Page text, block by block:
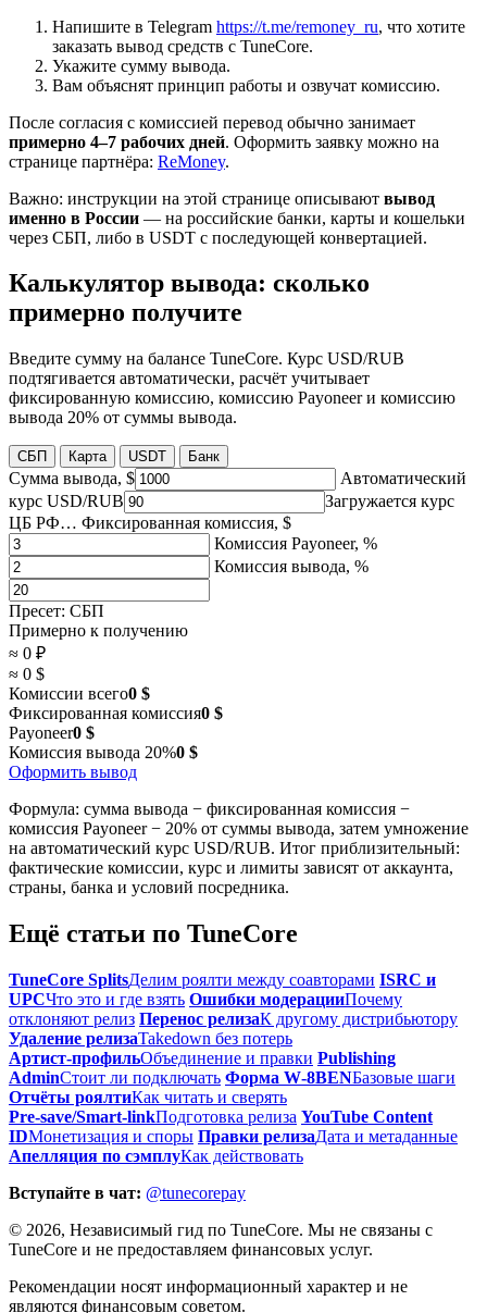
Напишите в Telegram https://t.me/remoney_ru, что хотите
заказать вывод средств с TuneCore.
Укажите сумму вывода.
Вам объяснят принцип работы и озвучат комиссию.
После согласия с комиссией перевод обычно занимает
примерно 4–7 рабочих дней. Оформить заявку можно на
странице партнёра: ReMoney.
Важно: инструкции на этой странице описывают вывод
именно в России — на российские банки, карты и кошельки
через СБП, либо в USDT с последующей конвертацией.
Калькулятор вывода: сколько
примерно получите
Введите сумму на балансе TuneCore. Курс USD/RUB
подтягивается автоматически, расчёт учитывает
фиксированную комиссию, комиссию Payoneer и комиссию
вывода 20% от суммы вывода.
СБП Карта USDT Банк
Сумма вывода, $
Автоматический
курс USD/RUB
Загружается курс
ЦБ РФ… Фиксированная комиссия, $
Комиссия Payoneer, %
Комиссия вывода, %
Пресет: СБП
Примерно к получению
≈ 0 ₽
≈ 0 $
Комиссии всего0 $
Фиксированная комиссия0 $
Payoneer0 $
Комиссия вывода 20%0 $
Оформить вывод
Формула: сумма вывода − фиксированная комиссия −
комиссия Payoneer − 20% от суммы вывода, затем умножение
на автоматический курс USD/RUB. Итог приблизительный:
фактические комиссии, курс и лимиты зависят от аккаунта,
страны, банка и условий посредника.
Ещё статьи по TuneCore
TuneCore SplitsДелим роялти между соавторами ISRC и
UPCЧто это и где взять Ошибки модерацииПочему
отклоняют релиз Перенос релизаК другому дистрибьютору
Удаление релизаTakedown без потерь
Артист‑профильОбъединение и правки Publishing
AdminСтоит ли подключать Форма W‑8BENБазовые шаги
Отчёты роялтиКак читать и сверять
Pre‑save/Smart‑linkПодготовка релиза YouTube Content
IDМонетизация и споры Правки релизаДата и метаданные
Апелляция по сэмплуКак действовать
Вступайте в чат: @tunecorepay
© 2026, Независимый гид по TuneCore. Мы не связаны с
TuneCore и не предоставляем финансовых услуг.
Рекомендации носят информационный характер и не
являются финансовым советом.